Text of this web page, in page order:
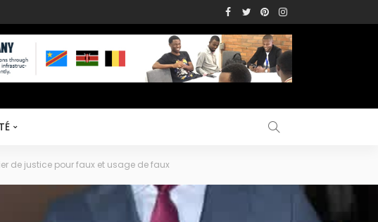
de justice pour faux et usage de faux